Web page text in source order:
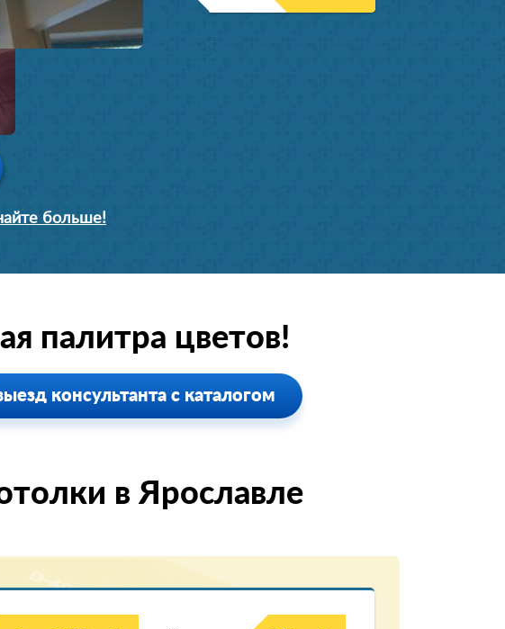
больше!
палитра цветов!
консультанта с каталогом
в Ярославле